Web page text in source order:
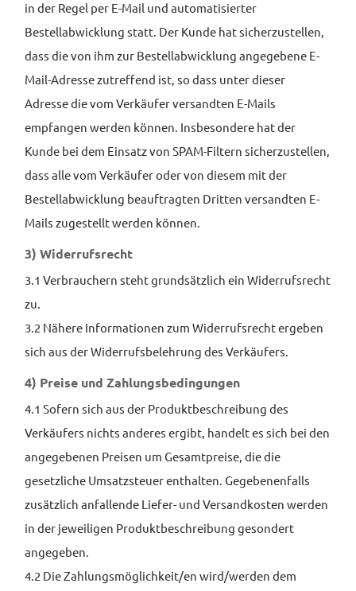
in der Regel per E-Mail und automatisierter
Bestellabwicklung statt. Der Kunde hat sicherzustellen,
dass die von ihm zur Bestellabwicklung angegebene E-
Mail-Adresse zutreffend ist, so dass unter dieser
Adresse die vom Verkäufer versandten E-Mails
empfangen werden können. Insbesondere hat der
Kunde bei dem Einsatz von SPAM-Filtern sicherzustellen,
dass alle vom Verkäufer oder von diesem mit der
Bestellabwicklung beauftragten Dritten versandten E-
Mails zugestellt werden können.
3) Widerrufsrecht
3.1 Verbrauchern steht grundsätzlich ein Widerrufsrecht
zu.
3.2 Nähere Informationen zum Widerrufsrecht ergeben
sich aus der Widerrufsbelehrung des Verkäufers.
4) Preise und Zahlungs­bedingungen
4.1 Sofern sich aus der Produktbeschreibung des
Verkäufers nichts anderes ergibt, handelt es sich bei den
angegebenen Preisen um Gesamtpreise, die die
gesetzliche Umsatzsteuer enthalten. Gegebenenfalls
zusätzlich anfallende Liefer- und Versandkosten werden
in der jeweiligen Produktbeschreibung gesondert
angegeben.
4.2 Die Zahlungsmöglichkeit/en wird/werden dem